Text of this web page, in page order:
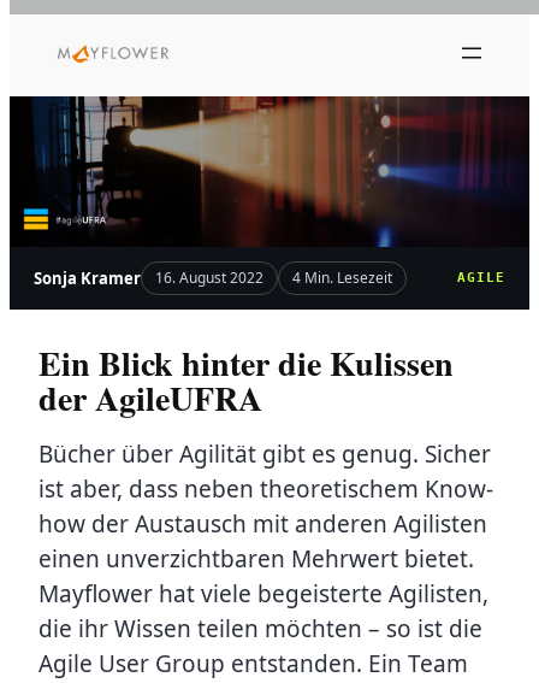
Inhalt
Sonja Kramer 16. August 2022 4 Min. Lesezeit AGILE
Ein Blick hinter die Kulissen
der AgileUFRA
Bücher über Agilität gibt es genug. Sicher
ist aber, dass neben theoretischem Know-
how der Austausch mit anderen Agilisten
einen unverzichtbaren Mehrwert bietet.
Mayflower hat viele begeisterte Agilisten,
die ihr Wissen teilen möchten – so ist die
Agile User Group entstanden. Ein Team